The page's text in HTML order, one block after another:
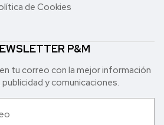
de Cookies
P&M
tu correo con la mejor in formación
y comunicaciones.